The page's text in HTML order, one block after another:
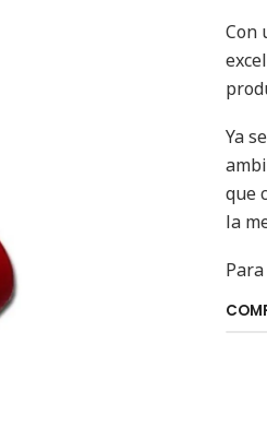
Con
Ya
que
la